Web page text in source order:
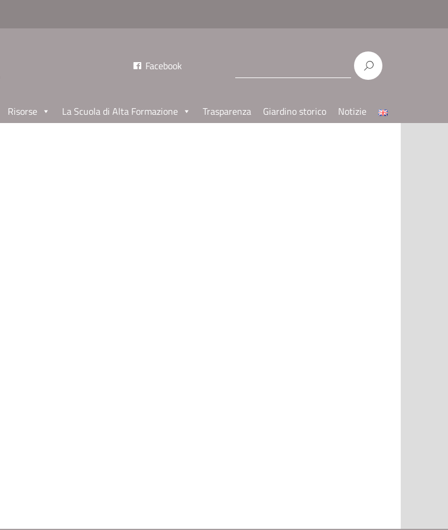
Facebook
Risorse La Scuola di Alta Formazione Trasparenza Giardino storico Notizie